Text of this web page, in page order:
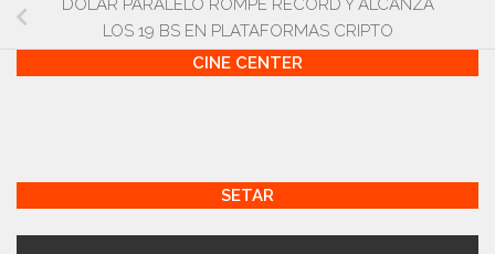
LOS 19 BS EN PLATAFORMAS CRIPTO
CINE CENTER
SETAR